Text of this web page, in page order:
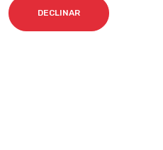
DECLINAR